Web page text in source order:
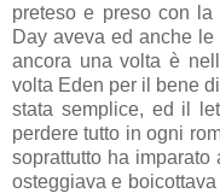
preteso e preso con
Day aveva ed anche
ancora una volta è
volta Eden per il bene
stata semplice, ed il
perdere tutto in ogni
soprattutto ha
osteggiava e